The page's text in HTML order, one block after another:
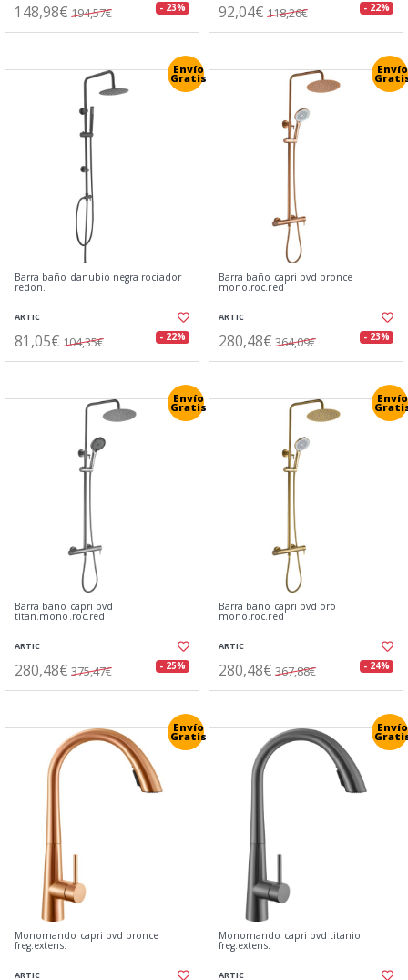
148,98€ 194,57€ - 23% 92,04€ 118,26€ - 22%
Envío
Gratis
Barra baño danubio negra rociador
redon.
ARTIC
81,05€ 104,35€ - 22%
Envío
Barra baño capri pvd bronce
mono.roc.red
ARTIC
280,48€ 364,09€ - 23%
Envío
Gratis
Barra baño capri pvd
titan.mono.roc.red
ARTIC
280,48€ 375,47€ - 25%
Envío
Barra baño capri pvd oro
mono.roc.red
ARTIC
280,48€ 367,88€ - 24%
Envío
Gratis
Monomando capri pvd bronce
freg.extens.
ARTIC
Envío
Monomando capri pvd titanio
freg.extens.
ARTIC